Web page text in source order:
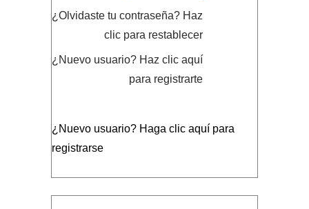
¿Olvidaste tu contraseña? Haz
clic para restablecer
¿Nuevo usuario? Haz clic aquí
para registrarte
¿Nuevo usuario? Haga clic aquí para
registrarse